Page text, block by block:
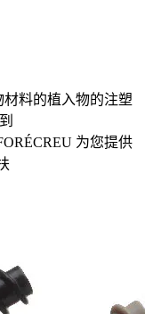
料的植入物的注塑
为您提供